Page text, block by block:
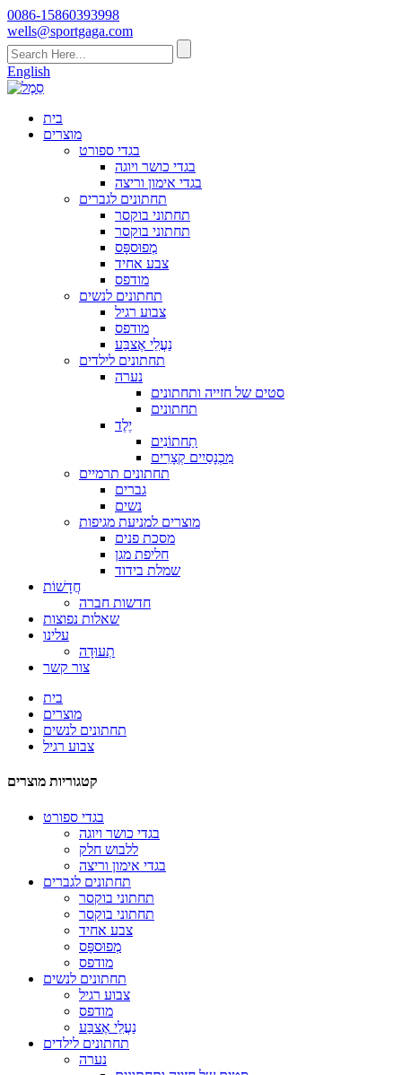
0086-15860393998
wells@sportgaga.com
English
בית
מוצרים
בגדי ספורט
בגדי כושר ויוגה
בגדי אימון וריצה
תחתונים לגברים
תחתוני בוקסר
תחתוני בוקסר
מְפוּספָּס
צבע אחיד
מודפס
תחתונים לנשים
צבוע רגיל
מודפס
נַעֲלֵי אֶצבַּע
תחתונים לילדים
נערה
סטים של חזייה ותחתונים
תחתונים
יֶלֶד
תַחתוֹנִים
מִכְנָסַיִים קְצָרִים
תחתונים תרמיים
גברים
נשים
מוצרים למניעת מגיפות
מסכת פנים
חליפת מגן
שמלת בידוד
חֲדָשׁוֹת
חדשות חברה
שאלות נפוצות
עלינו
תְעוּדָה
צור קשר
בית
מוצרים
תחתונים לנשים
צבוע רגיל
קטגוריות מוצרים
בגדי ספורט
בגדי כושר ויוגה
ללבוש חלק
בגדי אימון וריצה
תחתונים לגברים
תחתוני בוקסר
תחתוני בוקסר
צבע אחיד
מְפוּספָּס
מודפס
תחתונים לנשים
צבוע רגיל
מודפס
נַעֲלֵי אֶצבַּע
תחתונים לילדים
נערה